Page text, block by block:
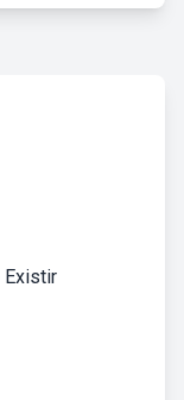
Existir